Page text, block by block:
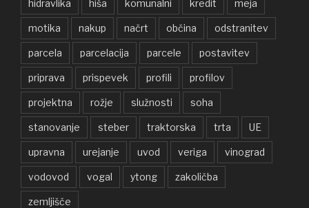
hidravlika hiša komunalni kredit meja
motika nakup načrt občina odstranitev
parcela parcelacija parcele postavitev
priprava prispevek profili profilov
projektna rožje služnosti soha
stanovanje steber traktorska trta UE
upravna urejanje uvod veriga vinograd
vodovod vogal ytong zakoličba
zemljišče